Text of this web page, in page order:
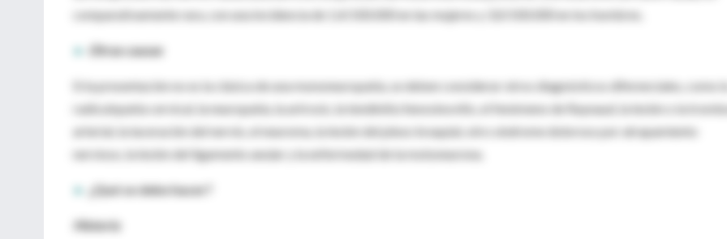
comparativamente rara, con una incidencia de 1,4/100.000 en las mujeres y 3,0/100.000 en los hombres.
► Otras causas
Si la presentación no es la clásica de una mononeuropatía, se deben considerar otros diagnósticos diferenciales, como
radiculopatía cervical, la neuropatía, la artrosis, la tendinitis/tenosinovitis, el fenómeno de Raynaud, la lesión o la
arterial, la laceración del nervio, el neuroma, la lesión del plexo braquial, otro síndrome doloroso por atrapamiento
nervioso, la lesión del ligamento anular y la enfermedad de la motoneurona.
► ¿Qué se debe hacer?
Historia